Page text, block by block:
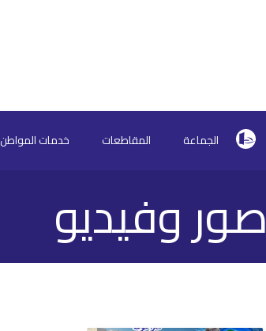
الجماعة المقاطعات خدمات المواطن
صور وفيديو